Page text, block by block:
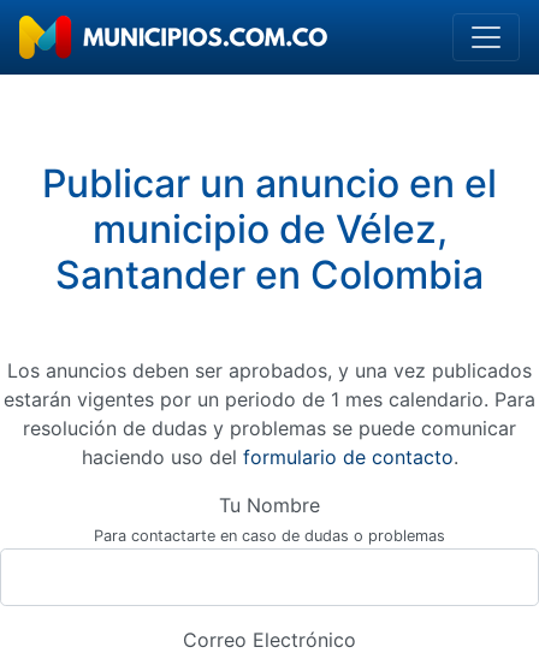
Publicar un anuncio en el
municipio de Vélez,
Santander en Colombia
Los anuncios deben ser aprobados, y una vez publicados
estarán vigentes por un periodo de 1 mes calendario. Para
resolución de dudas y problemas se puede comunicar
haciendo uso del formulario de contacto.
Tu Nombre
Para contactarte en caso de dudas o problemas
Correo Electrónico